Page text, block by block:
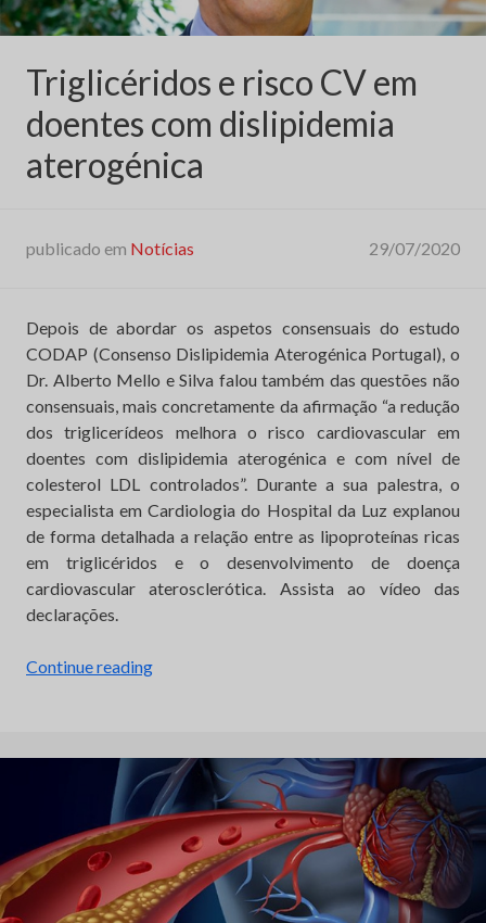
Triglicéridos e risco CV em
doentes com dislipidemia
aterogénica
publicado em Notícias 29/07/2020
Depois de abordar os aspetos consensuais do estudo
CODAP (Consenso Dislipidemia Aterogénica Portugal), o
Dr. Alberto Mello e Silva falou também das questões não
consensuais, mais concretamente da afirmação “a redução
dos triglicerídeos melhora o risco cardiovascular em
doentes com dislipidemia aterogénica e com nível de
colesterol LDL controlados”. Durante a sua palestra, o
especialista em Cardiologia do Hospital da Luz explanou
de forma detalhada a relação entre as lipoproteínas ricas
em triglicéridos e o desenvolvimento de doença
cardiovascular aterosclerótica. Assista ao vídeo das
declarações.
Continue reading“Triglicéridos
em
doentes
com
dislipidemia
aterogénica”